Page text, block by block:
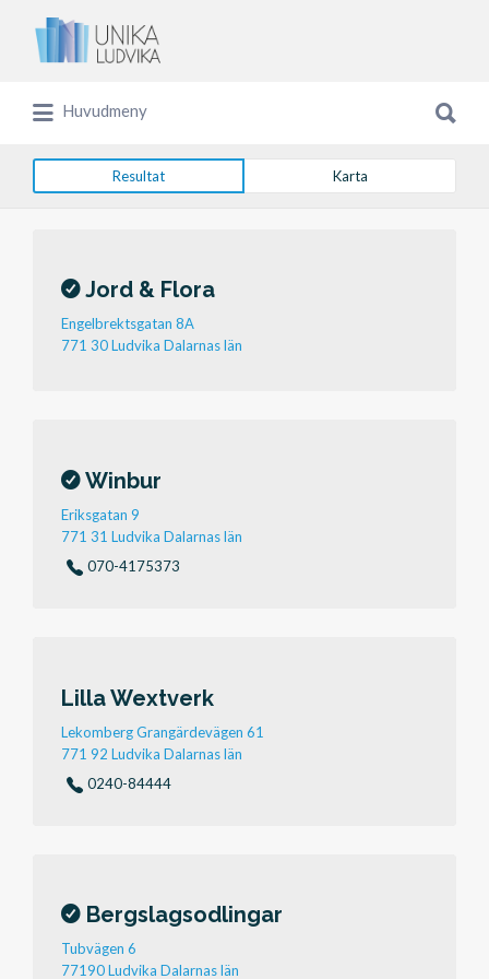
Sök
efter:
Huvudmeny
efter:
Resultat Karta
Jord & Flora
Engelbrektsgatan 8A
771 30 Ludvika Dalarnas län
Winbur
Eriksgatan 9
771 31 Ludvika Dalarnas län
070-4175373
Lilla Wextverk
Lekomberg Grangärdevägen 61
771 92 Ludvika Dalarnas län
0240-84444
Bergslagsodlingar
Tubvägen 6
77190 Ludvika Dalarnas län